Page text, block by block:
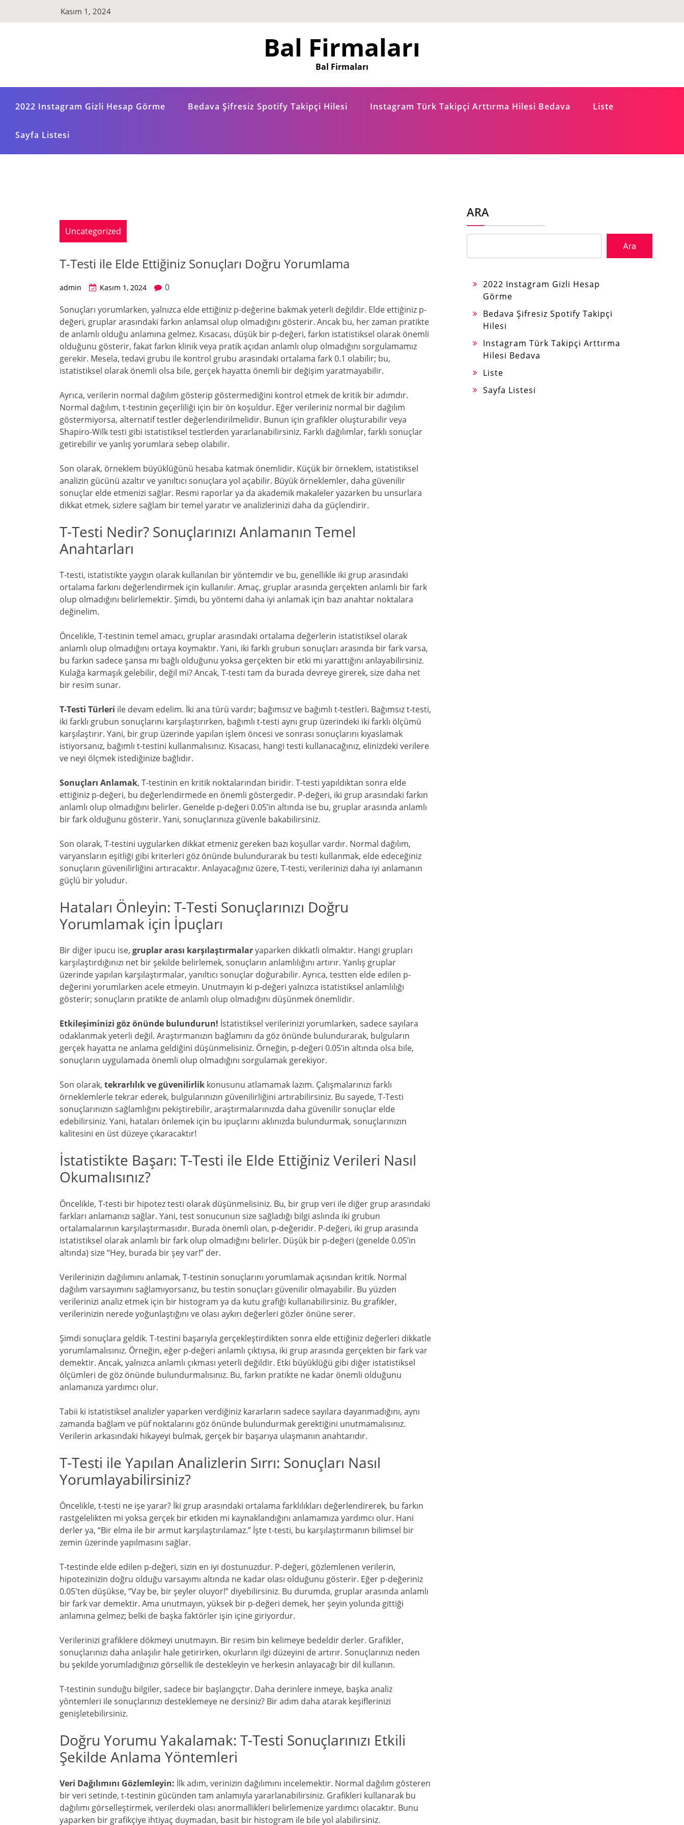
Kasım 1, 2024
Bal Firmaları
Bal Firmaları
2022 Instagram Gizli Hesap Görme Bedava Şifresiz Spotify Takipçi Hilesi Instagram Türk Takipçi Arttırma Hilesi Bedava Liste
Sayfa Listesi
Uncategorized
T-Testi ile Elde Ettiğiniz Sonuçları Doğru Yorumlama
admin Kasım 1, 2024
0
Sonuçları yorumlarken, yalnızca elde ettiğiniz p-değerine bakmak yeterli değildir. Elde ettiğiniz p-
değeri, gruplar arasındaki farkın anlamsal olup olmadığını gösterir. Ancak bu, her zaman pratikte
de anlamlı olduğu anlamına gelmez. Kısacası, düşük bir p-değeri, farkın istatistiksel olarak önemli
olduğunu gösterir, fakat farkın klinik veya pratik açıdan anlamlı olup olmadığını sorgulamamız
gerekir. Mesela, tedavi grubu ile kontrol grubu arasındaki ortalama fark 0.1 olabilir; bu,
istatistiksel olarak önemli olsa bile, gerçek hayatta önemli bir değişim yaratmayabilir.
Ayrıca, verilerin normal dağılım gösterip göstermediğini kontrol etmek de kritik bir adımdır.
Normal dağılım, t-testinin geçerliliği için bir ön koşuldur. Eğer verileriniz normal bir dağılım
göstermiyorsa, alternatif testler değerlendirilmelidir. Bunun için grafikler oluşturabilir veya
Shapiro-Wilk testi gibi istatistiksel testlerden yararlanabilirsiniz. Farklı dağılımlar, farklı sonuçlar
getirebilir ve yanlış yorumlara sebep olabilir.
Son olarak, örneklem büyüklüğünü hesaba katmak önemlidir. Küçük bir örneklem, istatistiksel
analizin gücünü azaltır ve yanıltıcı sonuçlara yol açabilir. Büyük örneklemler, daha güvenilir
sonuçlar elde etmenizi sağlar. Resmi raporlar ya da akademik makaleler yazarken bu unsurlara
dikkat etmek, sizlere sağlam bir temel yaratır ve analizlerinizi daha da güçlendirir.
T-Testi Nedir? Sonuçlarınızı Anlamanın Temel
Anahtarları
T-testi, istatistikte yaygın olarak kullanılan bir yöntemdir ve bu, genellikle iki grup arasındaki
ortalama farkını değerlendirmek için kullanılır. Amaç, gruplar arasında gerçekten anlamlı bir fark
olup olmadığını belirlemektir. Şimdi, bu yöntemi daha iyi anlamak için bazı anahtar noktalara
değinelim.
Öncelikle, T-testinin temel amacı, gruplar arasındaki ortalama değerlerin istatistiksel olarak
anlamlı olup olmadığını ortaya koymaktır. Yani, iki farklı grubun sonuçları arasında bir fark varsa,
bu farkın sadece şansa mı bağlı olduğunu yoksa gerçekten bir etki mi yarattığını anlayabilirsiniz.
Kulağa karmaşık gelebilir, değil mi? Ancak, T-testi tam da burada devreye girerek, size daha net
bir resim sunar.
T-Testi Türleri ile devam edelim. İki ana türü vardır; bağımsız ve bağımlı t-testleri. Bağımsız t-testi,
iki farklı grubun sonuçlarını karşılaştırırken, bağımlı t-testi aynı grup üzerindeki iki farklı ölçümü
karşılaştırır. Yani, bir grup üzerinde yapılan işlem öncesi ve sonrası sonuçlarını kıyaslamak
istiyorsanız, bağımlı t-testini kullanmalısınız. Kısacası, hangi testi kullanacağınız, elinizdeki verilere
ve neyi ölçmek istediğinize bağlıdır.
Sonuçları Anlamak, T-testinin en kritik noktalarından biridir. T-testi yapıldıktan sonra elde
ettiğiniz p-değeri, bu değerlendirmede en önemli göstergedir. P-değeri, iki grup arasındaki farkın
anlamlı olup olmadığını belirler. Genelde p-değeri 0.05’in altında ise bu, gruplar arasında anlamlı
bir fark olduğunu gösterir. Yani, sonuçlarınıza güvenle bakabilirsiniz.
Son olarak, T-testini uygularken dikkat etmeniz gereken bazı koşullar vardır. Normal dağılım,
varyansların eşitliği gibi kriterleri göz önünde bulundurarak bu testi kullanmak, elde edeceğiniz
sonuçların güvenilirliğini artıracaktır. Anlayacağınız üzere, T-testi, verilerinizi daha iyi anlamanın
güçlü bir yoludur.
Hataları Önleyin: T-Testi Sonuçlarınızı Doğru
Yorumlamak için İpuçları
Bir diğer ipucu ise, gruplar arası karşılaştırmalaryaparken dikkatli olmaktır. Hangi grupları
karşılaştırdığınızı net bir şekilde belirlemek, sonuçların anlamlılığını artırır. Yanlış gruplar
üzerinde yapılan karşılaştırmalar, yanıltıcı sonuçlar doğurabilir. Ayrıca, testten elde edilen p-
değerini yorumlarken acele etmeyin. Unutmayın ki p-değeri yalnızca istatistiksel anlamlılığı
gösterir; sonuçların pratikte de anlamlı olup olmadığını düşünmek önemlidir.
Etkileşiminizi göz önünde bulundurun! İstatistiksel verilerinizi yorumlarken, sadece sayılara
odaklanmak yeterli değil. Araştırmanızın bağlamını da göz önünde bulundurarak, bulguların
gerçek hayatta ne anlama geldiğini düşünmelisiniz. Örneğin, p-değeri 0.05’in altında olsa bile,
sonuçların uygulamada önemli olup olmadığını sorgulamak gerekiyor.
Son olarak, tekrarlılık ve güvenilirlik konusunu atlamamak lazım. Çalışmalarınızı farklı
örneklemlerle tekrar ederek, bulgularınızın güvenilirliğini artırabilirsiniz. Bu sayede, T-Testi
sonuçlarınızın sağlamlığını pekiştirebilir, araştırmalarınızda daha güvenilir sonuçlar elde
edebilirsiniz. Yani, hataları önlemek için bu ipuçlarını aklınızda bulundurmak, sonuçlarınızın
kalitesini en üst düzeye çıkaracaktır!
İstatistikte Başarı: T-Testi ile Elde Ettiğiniz Verileri Nasıl
Okumalısınız?
Öncelikle, T-testi bir hipotez testi olarak düşünmelisiniz. Bu, bir grup veri ile diğer grup arasındaki
farkları anlamanızı sağlar. Yani, test sonucunun size sağladığı bilgi aslında iki grubun
ortalamalarının karşılaştırmasıdır. Burada önemli olan, p-değeridir. P-değeri, iki grup arasında
istatistiksel olarak anlamlı bir fark olup olmadığını belirler. Düşük bir p-değeri (genelde 0.05’in
altında) size “Hey, burada bir şey var!” der.
Verilerinizin dağılımını anlamak, T-testinin sonuçlarını yorumlamak açısından kritik. Normal
dağılım varsayımını sağlamıyorsanız, bu testin sonuçları güvenilir olmayabilir. Bu yüzden
verilerinizi analiz etmek için bir histogram ya da kutu grafiği kullanabilirsiniz. Bu grafikler,
verilerinizin nerede yoğunlaştığını ve olası aykırı değerleri gözler önüne serer.
Şimdi sonuçlara geldik. T-testini başarıyla gerçekleştirdikten sonra elde ettiğiniz değerleri dikkatle
yorumlamalısınız. Örneğin, eğer p-değeri anlamlı çıktıysa, iki grup arasında gerçekten bir fark var
demektir. Ancak, yalnızca anlamlı çıkması yeterli değildir. Etki büyüklüğü gibi diğer istatistiksel
ölçümleri de göz önünde bulundurmalısınız. Bu, farkın pratikte ne kadar önemli olduğunu
anlamanıza yardımcı olur.
Tabii ki istatistiksel analizler yaparken verdiğiniz kararların sadece sayılara dayanmadığını, aynı
zamanda bağlam ve püf noktalarını göz önünde bulundurmak gerektiğini unutmamalısınız.
Verilerin arkasındaki hikayeyi bulmak, gerçek bir başarıya ulaşmanın anahtarıdır.
T-Testi ile Yapılan Analizlerin Sırrı: Sonuçları Nasıl
Yorumlayabilirsiniz?
Öncelikle, t-testi ne işe yarar? İki grup arasındaki ortalama farklılıkları değerlendirerek, bu farkın
rastgelelikten mi yoksa gerçek bir etkiden mi kaynaklandığını anlamamıza yardımcı olur. Hani
derler ya, “Bir elma ile bir armut karşılaştırılamaz.” İşte t-testi, bu karşılaştırmanın bilimsel bir
zemin üzerinde yapılmasını sağlar.
T-testinde elde edilen p-değeri, sizin en iyi dostunuzdur. P-değeri, gözlemlenen verilerin,
hipotezinizin doğru olduğu varsayımı altında ne kadar olası olduğunu gösterir. Eğer p-değeriniz
0.05'ten düşükse, “Vay be, bir şeyler oluyor!” diyebilirsiniz. Bu durumda, gruplar arasında anlamlı
bir fark var demektir. Ama unutmayın, yüksek bir p-değeri demek, her şeyin yolunda gittiği
anlamına gelmez; belki de başka faktörler işin içine giriyordur.
Verilerinizi grafiklere dökmeyi unutmayın. Bir resim bin kelimeye bedeldir derler. Grafikler,
sonuçlarınızı daha anlaşılır hale getirirken, okurların ilgi düzeyini de artırır. Sonuçlarınızı neden
bu şekilde yorumladığınızı görsellik ile destekleyin ve herkesin anlayacağı bir dil kullanın.
T-testinin sunduğu bilgiler, sadece bir başlangıçtır. Daha derinlere inmeye, başka analiz
yöntemleri ile sonuçlarınızı desteklemeye ne dersiniz? Bir adım daha atarak keşiflerinizi
genişletebilirsiniz.
Doğru Yorumu Yakalamak: T-Testi Sonuçlarınızı Etkili
Şekilde Anlama Yöntemleri
Veri Dağılımını Gözlemleyin: İlk adım, verinizin dağılımını incelemektir. Normal dağılım gösteren
bir veri setinde, t-testinin gücünden tam anlamıyla yararlanabilirsiniz. Grafikleri kullanarak bu
dağılımı görselleştirmek, verilerdeki olası anormallikleri belirlemenize yardımcı olacaktır. Bunu
yaparken bir grafikçiye ihtiyaç duymadan, basit bir histogram ile bile yol alabilirsiniz.
ARA
Ara
2022 Instagram Gizli Hesap
Görme
Bedava Şifresiz Spotify Takipçi
Hilesi
Instagram Türk Takipçi Arttırma
Hilesi Bedava
Liste
Sayfa Listesi